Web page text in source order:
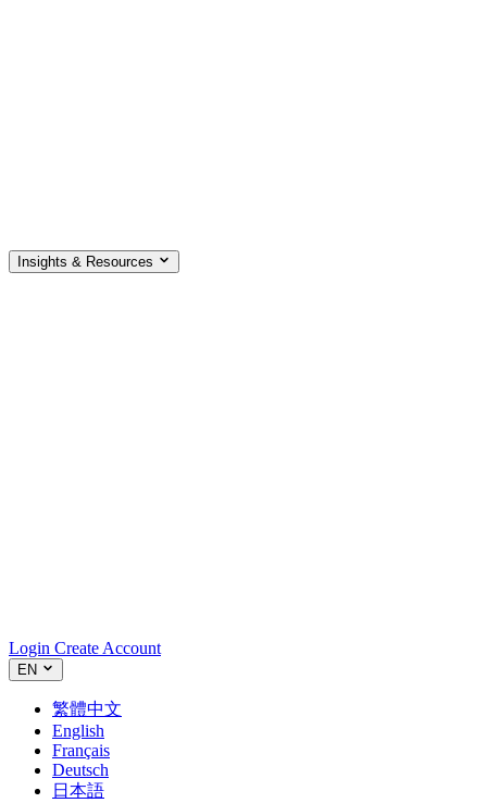
Insights & Resources
Login Create Account
EN
繁體中文
English
Français
Deutsch
日本語